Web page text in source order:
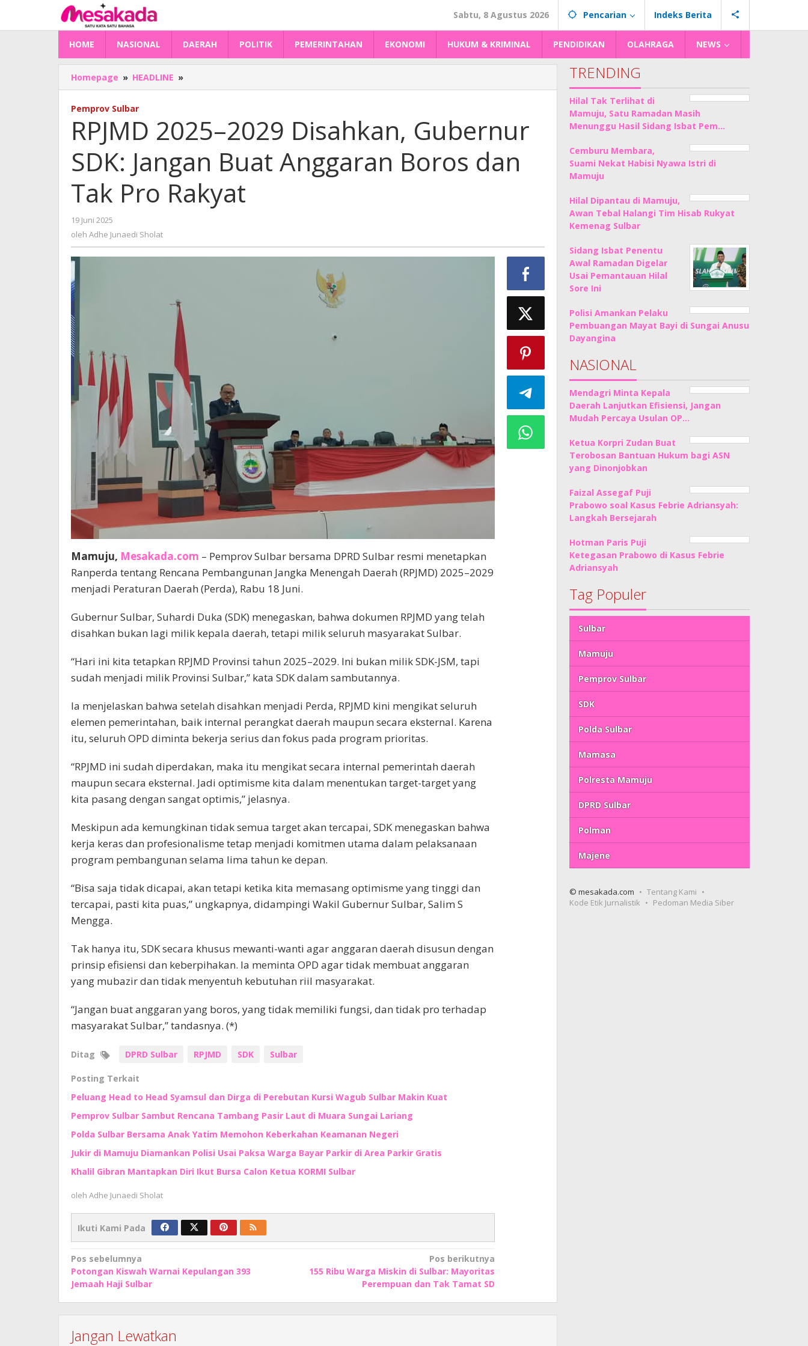
konten
Sabtu, 8 Agustus 2026 Pencarian Indeks Berita
HOME NASIONAL DAERAH POLITIK PEMERINTAHAN EKONOMI HUKUM & KRIMINAL PENDIDIKAN OLAHRAGA NEWS
Homepage » HEADLINE »
2025–
Gubernur
SDK:
Buat
Boros
dan
Pemprov Sulbar
RPJMD 2025–2029 Disahkan, Gubernur
SDK: Jangan Buat Anggaran Boros dan
Tak Pro Rakyat
19 Juni 2025
Adhe
oleh Adhe Junaedi Sholat
Mamuju, Mesakada.com – Pemprov Sulbar bersama DPRD Sulbar resmi menetapkan
Ranperda tentang Rencana Pembangunan Jangka Menengah Daerah (RPJMD) 2025–2029
menjadi Peraturan Daerah (Perda), Rabu 18 Juni.
Gubernur Sulbar, Suhardi Duka (SDK) menegaskan, bahwa dokumen RPJMD yang telah
disahkan bukan lagi milik kepala daerah, tetapi milik seluruh masyarakat Sulbar.
“Hari ini kita tetapkan RPJMD Provinsi tahun 2025–2029. Ini bukan milik SDK-JSM, tapi
sudah menjadi milik Provinsi Sulbar,” kata SDK dalam sambutannya.
Ia menjelaskan bahwa setelah disahkan menjadi Perda, RPJMD kini mengikat seluruh
elemen pemerintahan, baik internal perangkat daerah maupun secara eksternal. Karena
itu, seluruh OPD diminta bekerja serius dan fokus pada program prioritas.
“RPJMD ini sudah diperdakan, maka itu mengikat secara internal pemerintah daerah
maupun secara eksternal. Jadi optimisme kita dalam menentukan target-target yang
kita pasang dengan sangat optimis,” jelasnya.
Meskipun ada kemungkinan tidak semua target akan tercapai, SDK menegaskan bahwa
kerja keras dan profesionalisme tetap menjadi komitmen utama dalam pelaksanaan
program pembangunan selama lima tahun ke depan.
“Bisa saja tidak dicapai, akan tetapi ketika kita memasang optimisme yang tinggi dan
tercapai, pasti kita puas,” ungkapnya, didampingi Wakil Gubernur Sulbar, Salim S
Mengga.
Tak hanya itu, SDK secara khusus mewanti-wanti agar anggaran daerah disusun dengan
prinsip efisiensi dan keberpihakan. Ia meminta OPD agar tidak membuat anggaran
yang mubazir dan tidak menyentuh kebutuhan riil masyarakat.
“Jangan buat anggaran yang boros, yang tidak memiliki fungsi, dan tidak pro terhadap
masyarakat Sulbar,” tandasnya. (*)
Ditag DPRD Sulbar RPJMD SDK Sulbar
Posting Terkait
Peluang Head to Head Syamsul dan Dirga di Perebutan Kursi Wagub Sulbar Makin Kuat
Pemprov Sulbar Sambut Rencana Tambang Pasir Laut di Muara Sungai Lariang
Polda Sulbar Bersama Anak Yatim Memohon Keberkahan Keamanan Negeri
Jukir di Mamuju Diamankan Polisi Usai Paksa Warga Bayar Parkir di Area Parkir Gratis
Khalil Gibran Mantapkan Diri Ikut Bursa Calon Ketua KORMI Sulbar
oleh Adhe Junaedi Sholat
Ikuti Kami Pada
Navigasi
pos
Pos sebelumnya
Potongan Kiswah Warnai Kepulangan 393
Jemaah Haji Sulbar
Pos berikutnya
155 Ribu Warga Miskin di Sulbar: Mayoritas
Perempuan dan Tak Tamat SD
Jangan Lewatkan
TRENDING
Hilal Tak Terlihat di
Mamuju, Satu Ramadan Masih
Menunggu Hasil Sidang Isbat Pem…
Cemburu Membara,
Suami Nekat Habisi Nyawa Istri di
Mamuju
Hilal Dipantau di Mamuju,
Awan Tebal Halangi Tim Hisab Rukyat
Kemenag Sulbar
Sidang Isbat Penentu
Awal Ramadan Digelar
Usai Pemantauan Hilal
Sore Ini
Polisi Amankan Pelaku
Pembuangan Mayat Bayi di Sungai Anusu
Dayangina
NASIONAL
Mendagri Minta Kepala
Daerah Lanjutkan Efisiensi, Jangan
Mudah Percaya Usulan OP…
Ketua Korpri Zudan Buat
Terobosan Bantuan Hukum bagi ASN
yang Dinonjobkan
Faizal Assegaf Puji
Prabowo soal Kasus Febrie Adriansyah:
Langkah Bersejarah
Hotman Paris Puji
Ketegasan Prabowo di Kasus Febrie
Adriansyah
Tag Populer
Sulbar
Mamuju
Pemprov Sulbar
SDK
Polda Sulbar
Mamasa
Polresta Mamuju
DPRD Sulbar
Polman
Majene
© mesakada.com
Tentang Kami
Kode Etik Jurnalistik
Pedoman Media Siber